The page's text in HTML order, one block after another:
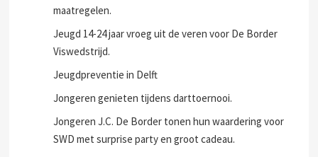
maatregelen.
Jeugd 14-24 jaar vroeg uit de veren voor De Border
Viswedstrijd.
Jeugdpreventie in Delft
Jongeren genieten tijdens darttoernooi.
Jongeren J.C. De Border tonen hun waardering voor
SWD met surprise party en groot cadeau.